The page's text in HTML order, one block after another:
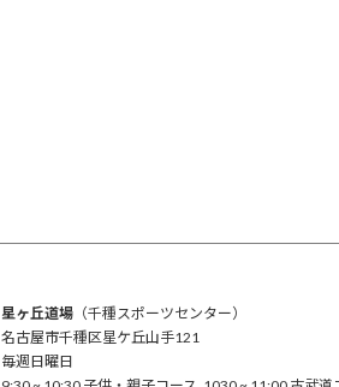
星ヶ丘道場（千種スポーツセンター）
名古屋市千種区星ケ丘山手121
毎週日曜日